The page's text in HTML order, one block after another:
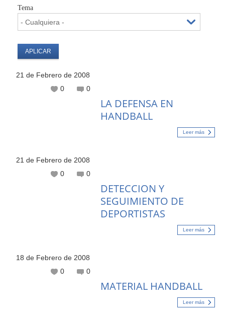
Tema
21 de Febrero de 2008
0
0
LA DEFENSA EN
HANDBALL
Leer más
21 de Febrero de 2008
0
0
DETECCION Y
SEGUIMIENTO DE
DEPORTISTAS
Leer más
18 de Febrero de 2008
0
0
MATERIAL HANDBALL
Leer más